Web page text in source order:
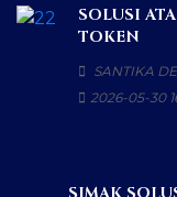
SOLUSI
TOKEN
SANTIKA
2026-05-30